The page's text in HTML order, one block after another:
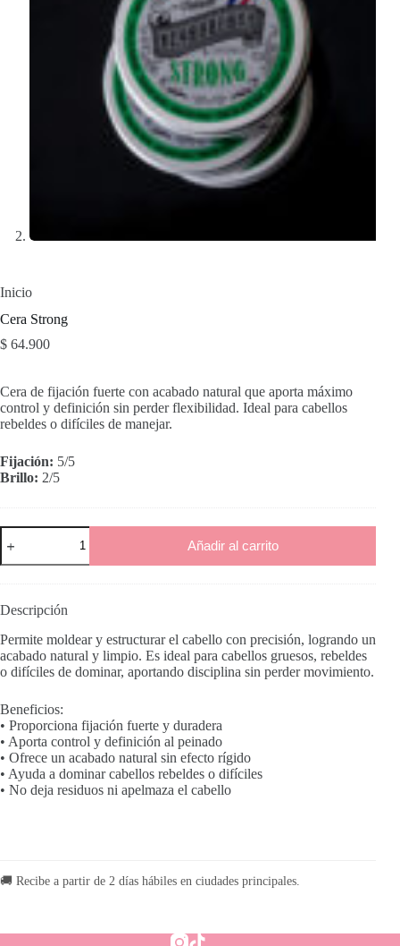
Inicio
Cera Strong
$ 64.900
Cera de fijación fuerte con acabado natural que aporta máximo
control y definición sin perder flexibilidad. Ideal para cabellos
rebeldes o difíciles de manejar.
Fijación: 5/5
Brillo: 2/5
Cera
Strong
cantidad
Añadir al carrito
Descripción
Permite moldear y estructurar el cabello con precisión, logrando un
acabado natural y limpio. Es ideal para cabellos gruesos, rebeldes
o difíciles de dominar, aportando disciplina sin perder movimiento.
Beneficios:
• Proporciona fijación fuerte y duradera
• Aporta control y definición al peinado
• Ofrece un acabado natural sin efecto rígido
• Ayuda a dominar cabellos rebeldes o difíciles
• No deja residuos ni apelmaza el cabello
🚚 Recibe a partir de 2 días hábiles en ciudades principales.